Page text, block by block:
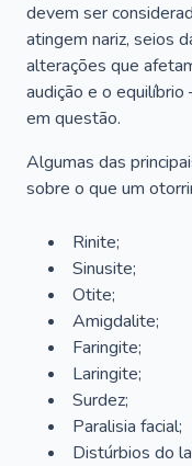
devem ser
atingem nariz, seios
alterações que
audição e o equilíbrio
em questão.
Algumas das
sobre o que um
Rinite;
Sinusite;
Otite;
Amigdalite;
Faringite;
Laringite;
Surdez;
Paralisia facial;
Distúrbios do